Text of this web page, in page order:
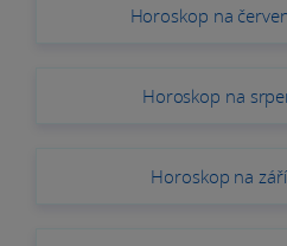
Horoskop na
Horoskop na
Horoskop na